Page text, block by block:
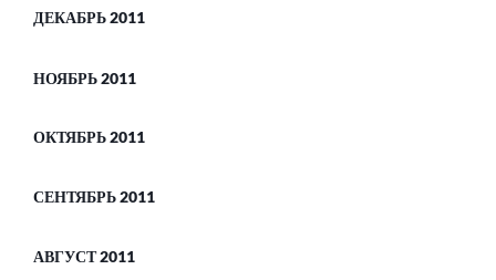
ДЕКАБРЬ 2011
НОЯБРЬ 2011
ОКТЯБРЬ 2011
СЕНТЯБРЬ 2011
АВГУСТ 2011